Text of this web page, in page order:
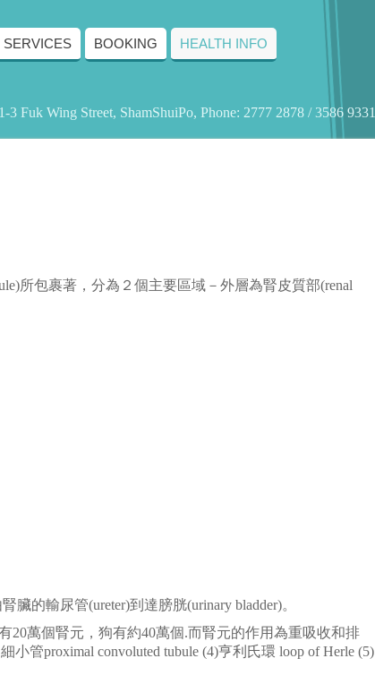
SERVICES BOOKING HEALTH INFO
3 Fuk Wing Street, ShamShuiPo, Phone: 2777 2878 / 3586 9331
所包裹著，分為２個主要區域－外層為腎皮質部(renal
的輸尿管(ureter)到達膀胱(urinary bladder)。
20萬個腎元，狗有約40萬個.而腎元的作用為重吸收和排
小管proximal convoluted tubule (4)亨利氏環 loop of Herle (5)